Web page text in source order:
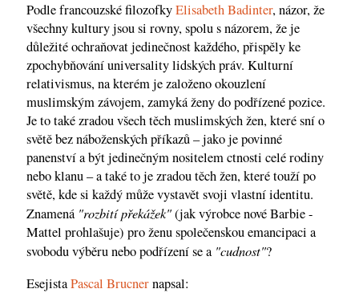
Podle francouzské filozofkyElisabeth Badinter, názor, že
všechny kultury jsou si rovny, spolu s názorem, že je
důležité ochraňovat jedinečnost každého, přispěly ke
zpochybňování universality lidských práv. Kulturní
relativismus, na kterém je založeno okouzlení
muslimským závojem, zamyká ženy do podřízené pozice.
Je to také zradou všech těch muslimských žen, které sní o
světě bez náboženských příkazů – jako je povinné
panenství a být jedinečným nositelem ctnosti celé rodiny
nebo klanu – a také to je zradou těch žen, které touží po
světě, kde si každý může vystavět svoji vlastní identitu.
Znamená "rozbití překážek"(jak výrobce nové Barbie -
Mattel prohlašuje) pro ženu společenskou emancipaci a
svobodu výběru nebo podřízení se a "cudnost"?
EsejistaPascal Brucnernapsal: